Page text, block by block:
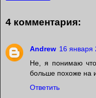
4 комментария:
Andrew 16 января
Не, я понимаю что
больше похоже на
Ответить